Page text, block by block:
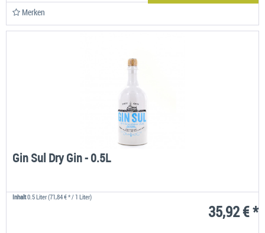
Merken
Gin Sul Dry Gin - 0.5L
Inhalt0.5 Liter(71,84 € * / 1 Liter)
35,92 € *